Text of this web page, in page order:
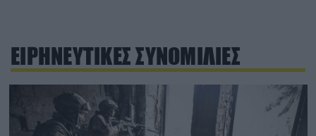
ΕΙΡΗΝΕΥΤΙΚΕΣ ΣΥΝΟΜΙΛΙΕΣ